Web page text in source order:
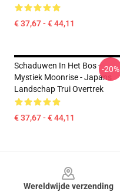
€ 37,67 - € 44,11
Schaduwen In Het Bos -
Mystiek Moonrise - Japans
Landschap Trui Overtrek
€ 37,67 - € 44,11
-20%
Wereldwijde verzending